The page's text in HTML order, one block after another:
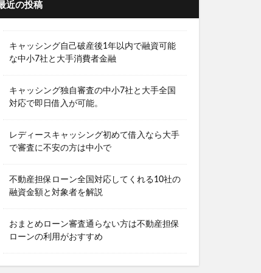
近の投稿
キャッシング自己破産後1年以内で融資可能
な中小7社と大手消費者金融
キャッシング独自審査の中小7社と大手全国
対応で即日借入が可能。
レディースキャッシング初めて借入なら大手
で審査に不安の方は中小で
不動産担保ローン全国対応してくれる10社の
融資金額と対象者を解説
おまとめローン審査通らない方は不動産担保
ローンの利用がおすすめ